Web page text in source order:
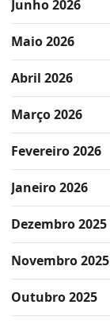
Junho 2026
Maio 2026
Abril 2026
Março 2026
Fevereiro 2026
Janeiro 2026
Dezembro 2025
Novembro 2025
Outubro 2025